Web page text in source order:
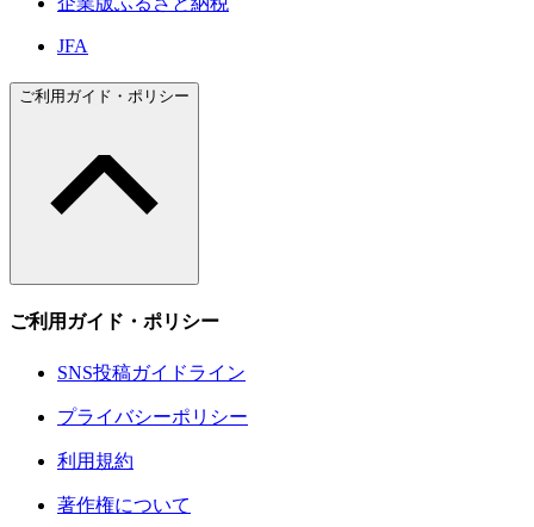
JFA
ご利用ガイド・ポリシー
ご利用ガイド・ポリシー
SNS投稿ガイドライン
プライバシーポリシー
利用規約
著作権について